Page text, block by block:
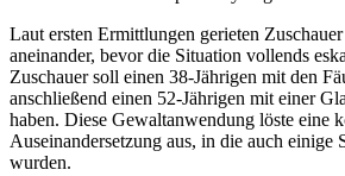
Laut ersten Ermittlungen gerieten
aneinander, bevor die Situation vollends
Zuschauer soll einen 38-Jährigen mit den
anschließend einen 52-Jährigen mit einer
haben. Diese Gewaltanwendung löste eine
Auseinandersetzung aus, in die auch einige
wurden.